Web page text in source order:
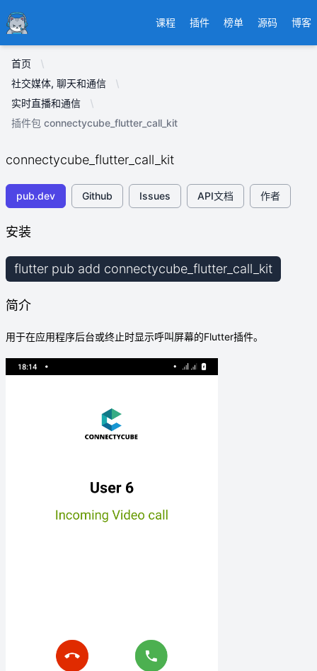
Ducafecat 课程 插件 榜单 源码 博客
首页
社交媒体, 聊天和通信
实时直播和通信
插件包 connectycube_flutter_call_kit
connectycube_flutter_call_kit
pub.dev Github Issues API文档 作者
安装
flutter pub add connectycube_flutter_call_kit
简介
用于在应用程序后台或终止时显示呼叫屏幕的Flutter插件。